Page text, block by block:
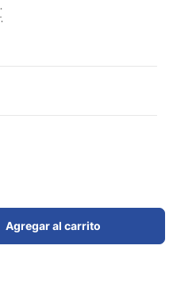
Agregar al carrito